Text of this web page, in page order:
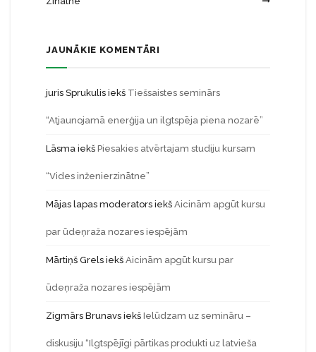
JAUNĀKIE KOMENTĀRI
juris Sprukulis iekš Tiešsaistes seminārs
“Atjaunojamā enerģija un ilgtspēja piena nozarē”
Lāsma iekš Piesakies atvērtajam studiju kursam
“Vides inženierzinātne”
Mājas lapas moderators iekš Aicinām apgūt kursu
par ūdeņraža nozares iespējām
Mārtiņš Grels iekš Aicinām apgūt kursu par
ūdeņraža nozares iespējām
Zigmārs Brunavs iekš Ielūdzam uz semināru –
diskusiju “Ilgtspējīgi pārtikas produkti uz latvieša